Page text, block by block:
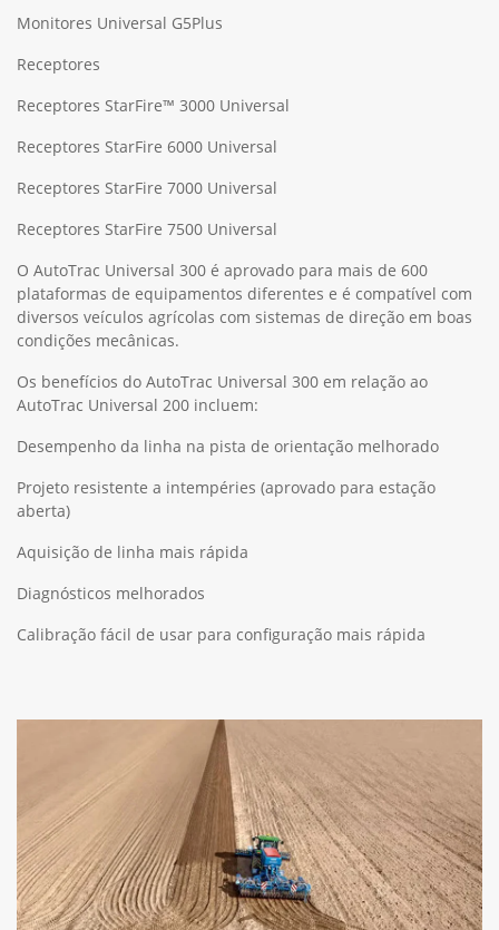
Monitores Universal G5Plus
Receptores
Receptores StarFire™ 3000 Universal
Receptores StarFire 6000 Universal
Receptores StarFire 7000 Universal
Receptores StarFire 7500 Universal
O AutoTrac Universal 300 é aprovado para mais de 600
plataformas de equipamentos diferentes e é compatível com
diversos veículos agrícolas com sistemas de direção em boas
condições mecânicas.
Os benefícios do AutoTrac Universal 300 em relação ao
AutoTrac Universal 200 incluem:
Desempenho da linha na pista de orientação melhorado
Projeto resistente a intempéries (aprovado para estação
aberta)
Aquisição de linha mais rápida
Diagnósticos melhorados
Calibração fácil de usar para configuração mais rápida